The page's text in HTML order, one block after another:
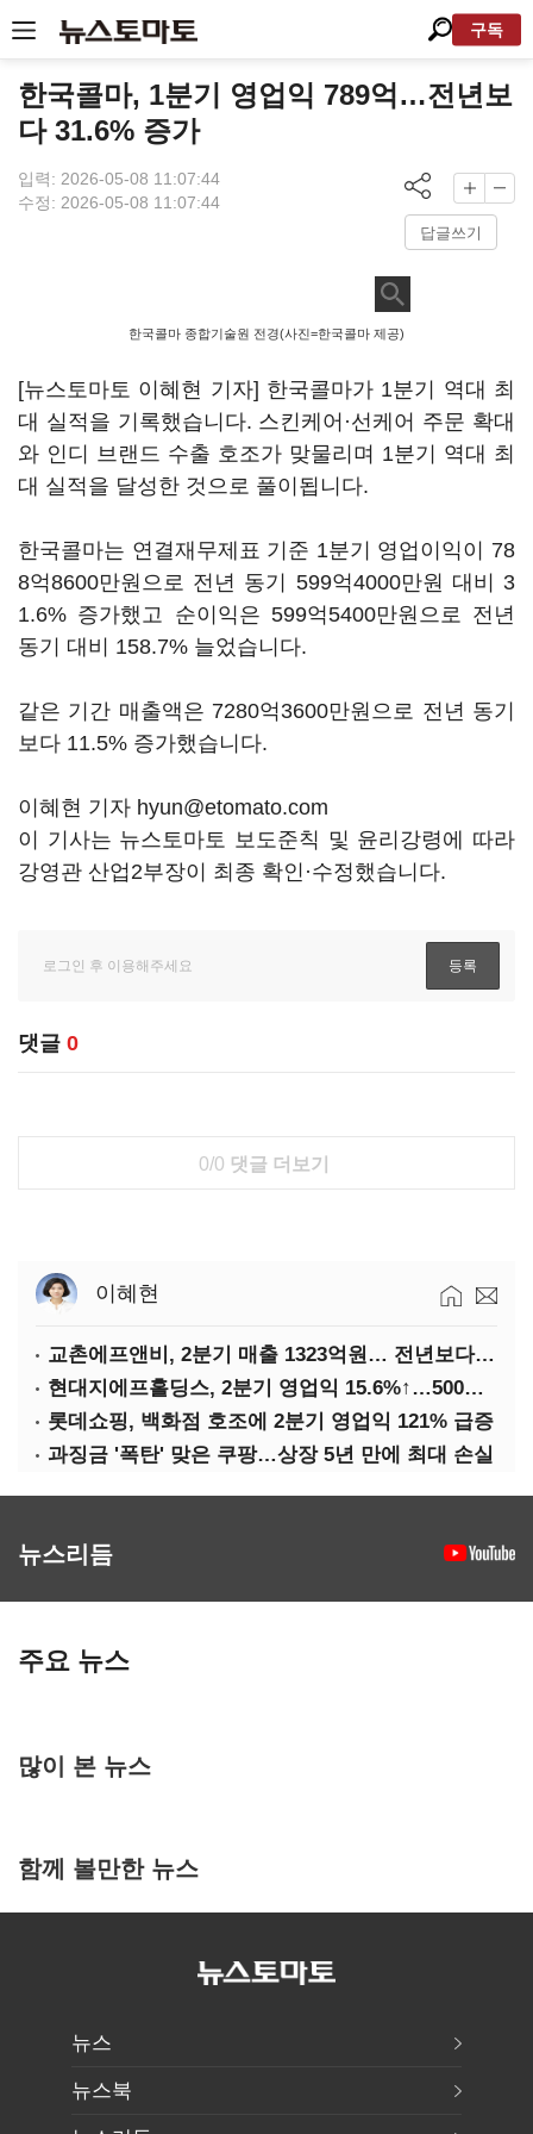
구독
한국콜마, 1분기 영업익 789억…전년보
다 31.6% 증가
입력: 2026-05-08 11:07:44
수정: 2026-05-08 11:07:44
답글쓰기
한국콜마 종합기술원 전경(사진=한국콜마 제공)
[뉴스토마토 이혜현 기자] 한국콜마가 1분기 역대 최
대 실적을 기록했습니다. 스킨케어·선케어 주문 확대
와 인디 브랜드 수출 호조가 맞물리며 1분기 역대 최
대 실적을 달성한 것으로 풀이됩니다.
한국콜마는 연결재무제표 기준 1분기 영업이익이 78
8억8600만원으로 전년 동기 599억4000만원 대비 3
1.6% 증가했고 순이익은 599억5400만원으로 전년
동기 대비 158.7% 늘었습니다.
같은 기간 매출액은 7280억3600만원으로 전년 동기
보다 11.5% 증가했습니다.
이혜현 기자 hyun@etomato.com
이 기사는 뉴스토마토 보도준칙 및 윤리강령에 따라
강영관 산업2부장이 최종 확인·수정했습니다.
댓글 0
0/0 댓글 더보기
이혜현
교촌에프앤비, 2분기 매출 1323억원… 전년보다 4.9%↑
현대지에프홀딩스, 2분기 영업익 15.6%↑…500억 규모 자사주 매입
롯데쇼핑, 백화점 호조에 2분기 영업익 121% 급증
과징금 '폭탄' 맞은 쿠팡…상장 5년 만에 최대 손실
뉴스리듬
주요 뉴스
많이 본 뉴스
함께 볼만한 뉴스
뉴스
뉴스북